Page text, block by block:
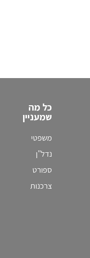
כל מה
שמעניין
משפטי
נדל"ן
ספורט
צרכנות